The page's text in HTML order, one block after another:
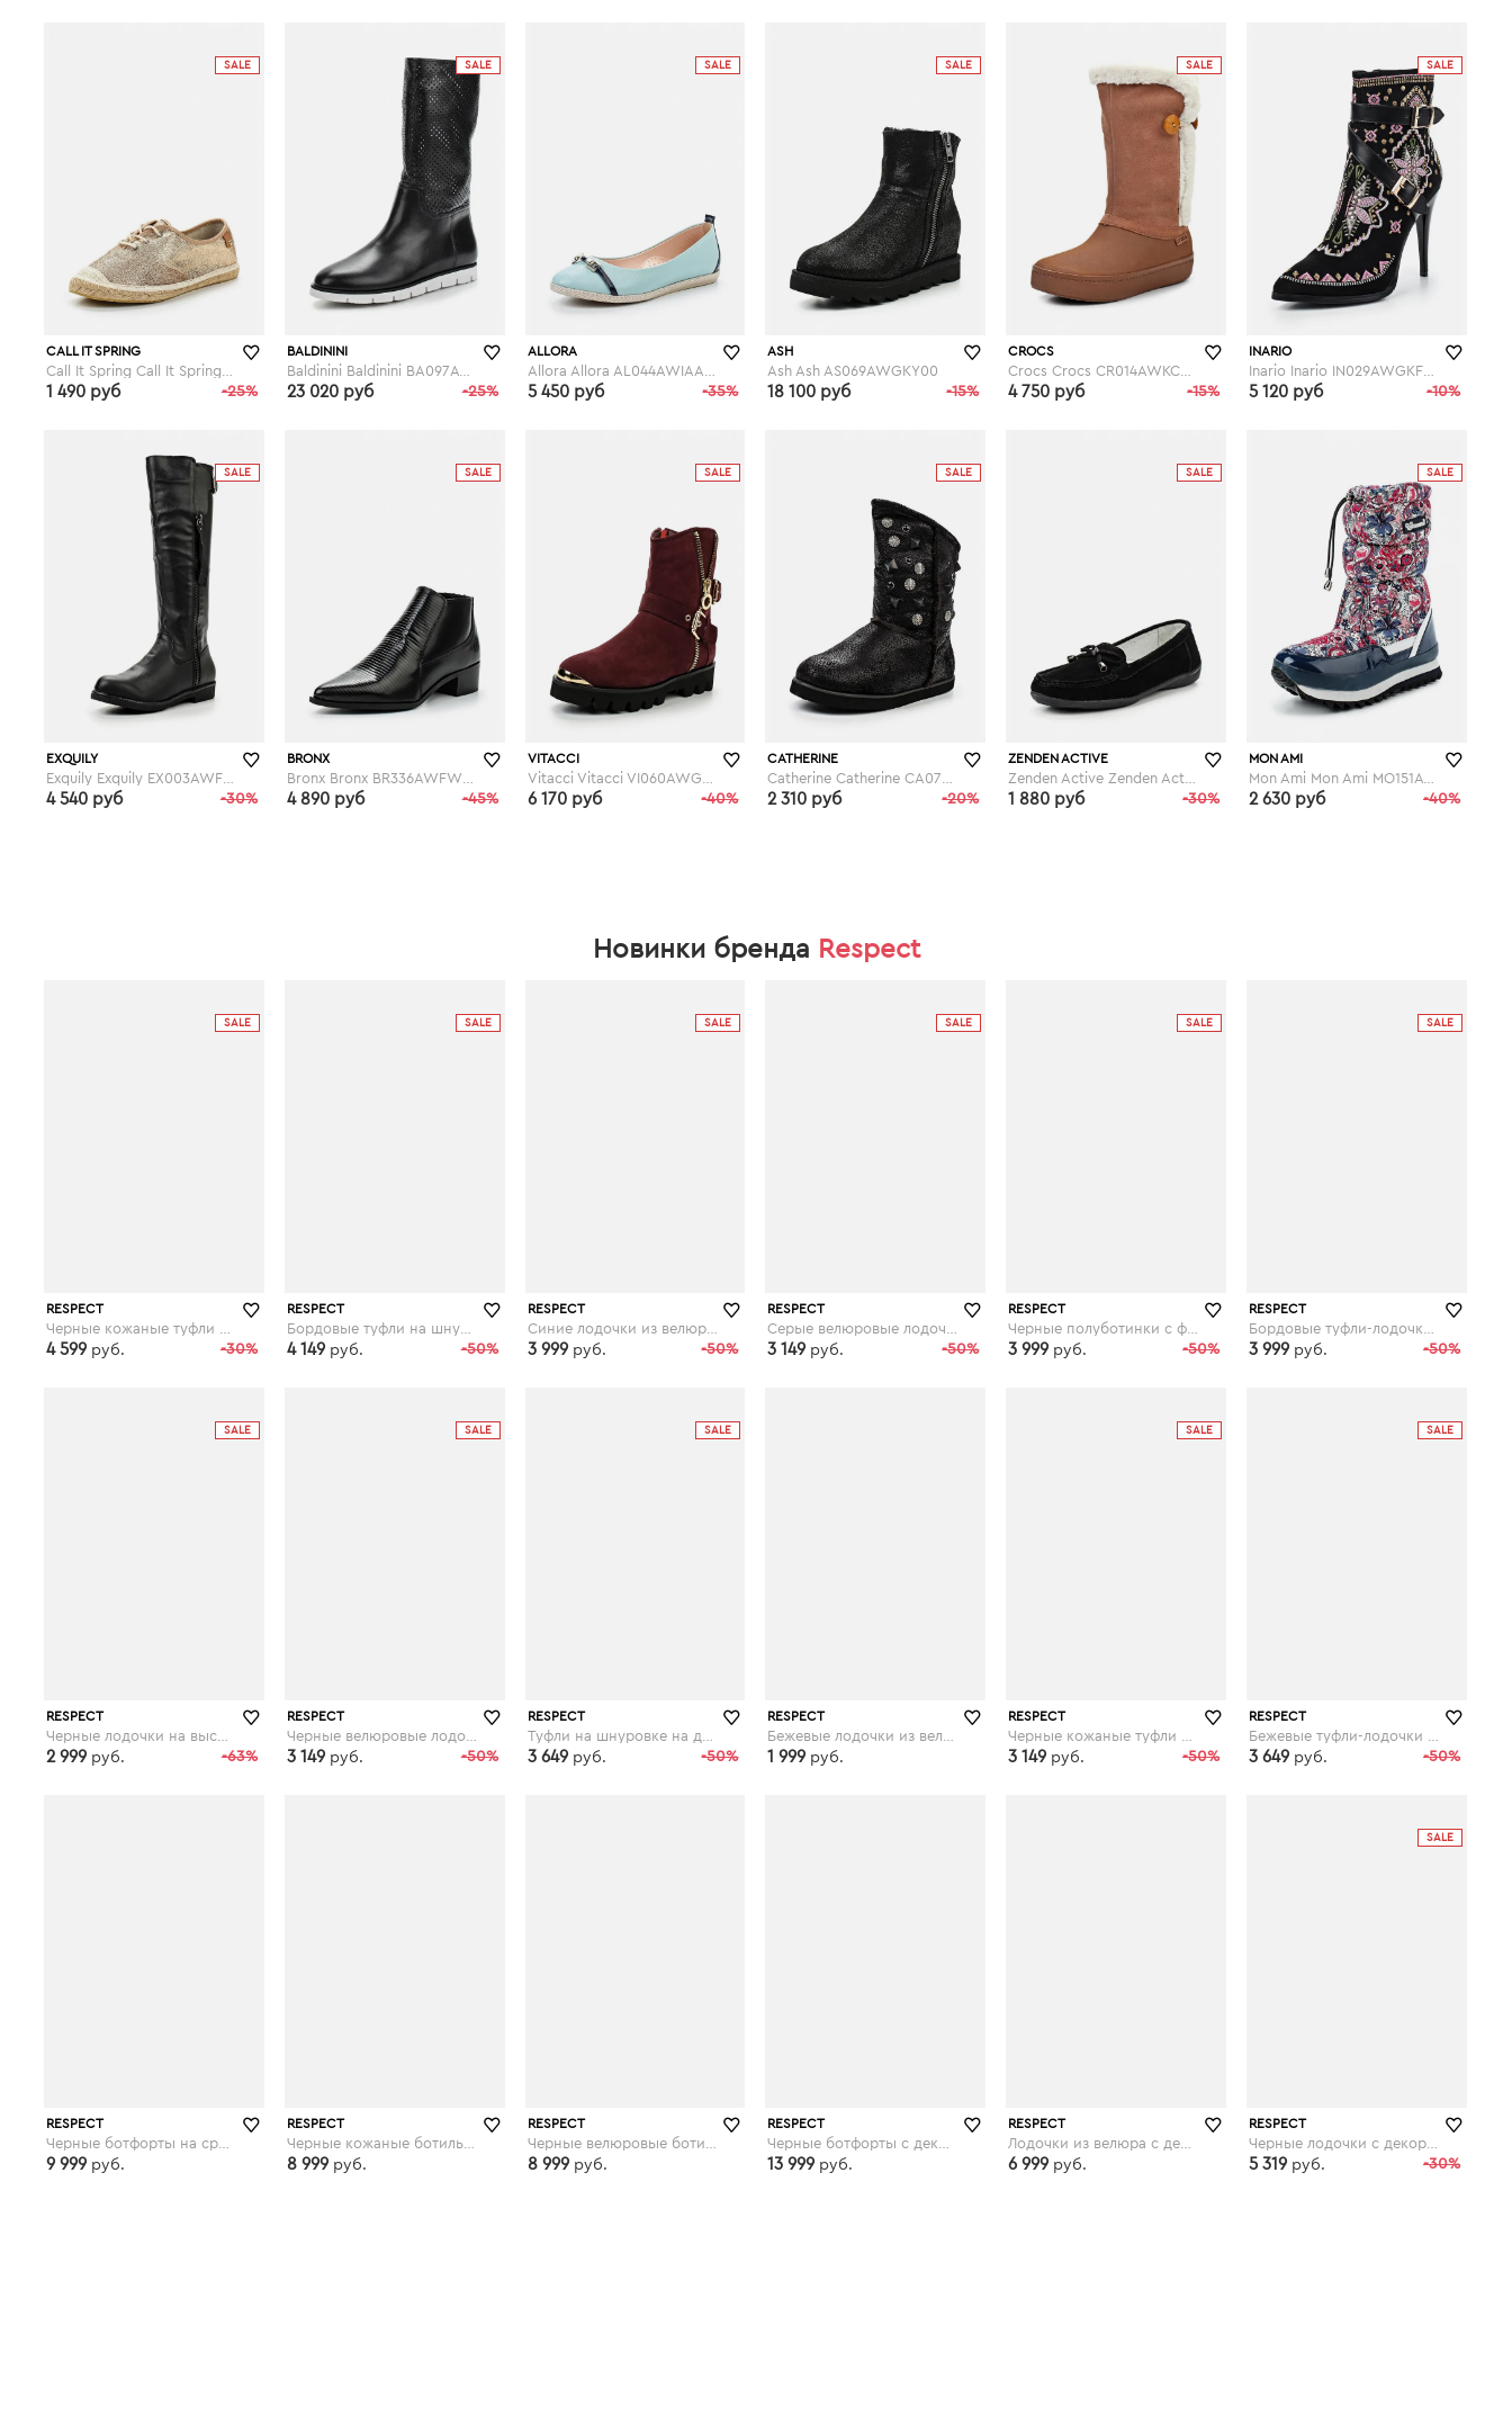
SALE
CALL IT SPRING
-25%
1 490 руб
SALE
BALDININI
Baldinini Baldinini BA097AWESP36
-25%
23 020 руб
SALE
ALLORA
-35%
5 450 руб
SALE
ASH
Ash Ash AS069AWGKY00
-15%
18 100 руб
SALE
CROCS
-15%
4 750 руб
SALE
INARIO
-10%
5 120 руб
SALE
EXQUILY
-30%
4 540 руб
SALE
BRONX
-45%
4 890 руб
SALE
VITACCI
-40%
6 170 руб
SALE
CATHERINE
-20%
2 310 руб
SALE
ZENDEN ACTIVE
-30%
1 880 руб
SALE
MON AMI
-40%
2 630 руб
Новинки бренда Respect
SALE
RESPECT
-30%
4 599 руб.
SALE
RESPECT
Бордовые туфли на шнуровке
-50%
4 149 руб.
SALE
RESPECT
Синие лодочки из велюра с декором
-50%
3 999 руб.
SALE
RESPECT
-50%
3 149 руб.
SALE
RESPECT
-50%
3 999 руб.
SALE
RESPECT
-50%
3 999 руб.
SALE
RESPECT
-63%
2 999 руб.
SALE
RESPECT
Черные велюровые лодочки на высоком каблуке
-50%
3 149 руб.
SALE
RESPECT
-50%
3 649 руб.
RESPECT
1 999 руб.
SALE
RESPECT
-50%
3 149 руб.
SALE
RESPECT
-50%
3 649 руб.
RESPECT
9 999 руб.
RESPECT
Черные кожаные ботильоны на меху
8 999 руб.
RESPECT
8 999 руб.
RESPECT
13 999 руб.
RESPECT
6 999 руб.
SALE
RESPECT
-30%
5 319 руб.